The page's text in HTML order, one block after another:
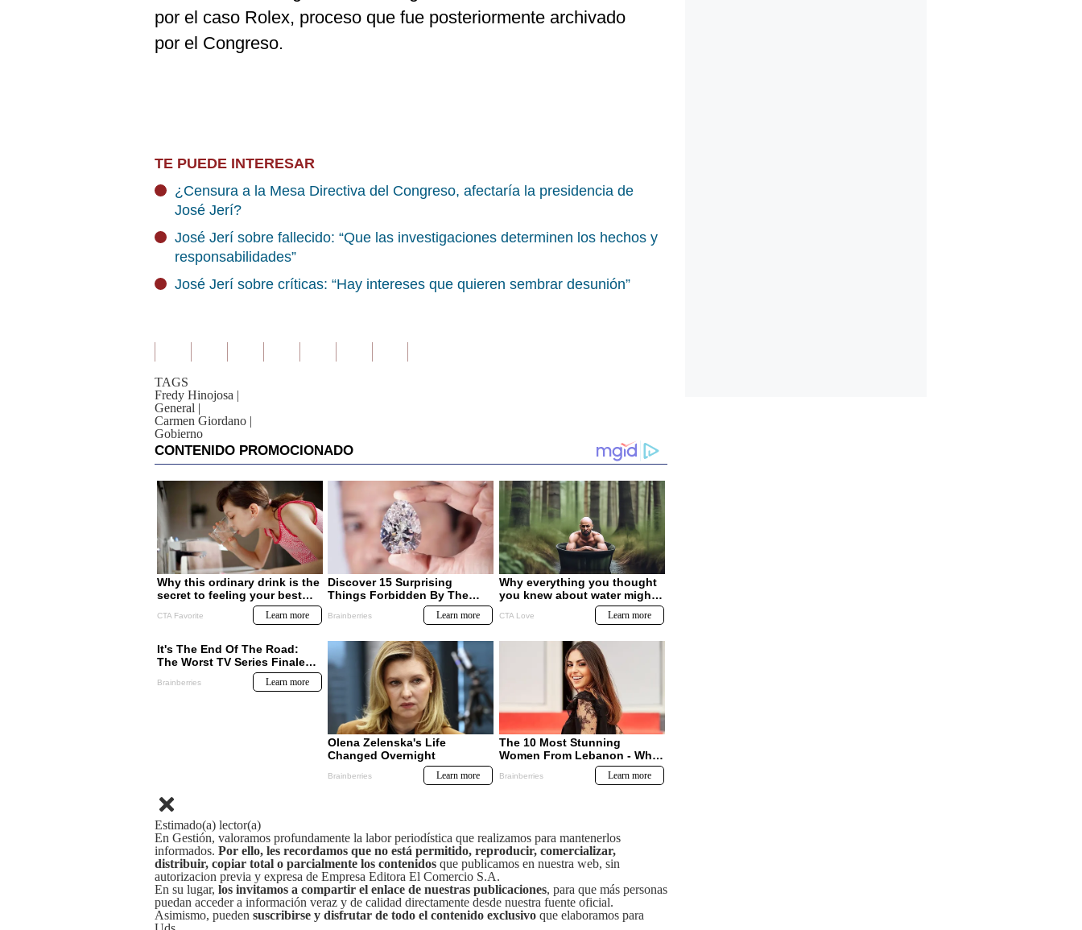
por el caso Rolex, proceso que fue posteriormente archivado
por el Congreso.
TE PUEDE INTERESAR
¿Censura a la Mesa Directiva del Congreso, afectaría la presidencia de
José Jerí?
José Jerí sobre fallecido: “Que las investigaciones determinen los hechos y
responsabilidades”
José Jerí sobre críticas: “Hay intereses que quieren sembrar desunión”
TAGS
Fredy Hinojosa |
General |
Carmen Giordano |
Gobierno
Estimado(a) lector(a)
En Gestión, valoramos profundamente la labor periodística que realizamos para mantenerlos
informados. Por ello, les recordamos que no está permitido, reproducir, comercializar,
distribuir, copiar total o parcialmente los contenidos que publicamos en nuestra web, sin
autorizacion previa y expresa de Empresa Editora El Comercio S.A.
En su lugar, los invitamos a compartir el enlace de nuestras publicaciones, para que más personas
puedan acceder a información veraz y de calidad directamente desde nuestra fuente oficial.
Asimismo, pueden suscribirse y disfrutar de todo el contenido exclusivo que elaboramos para